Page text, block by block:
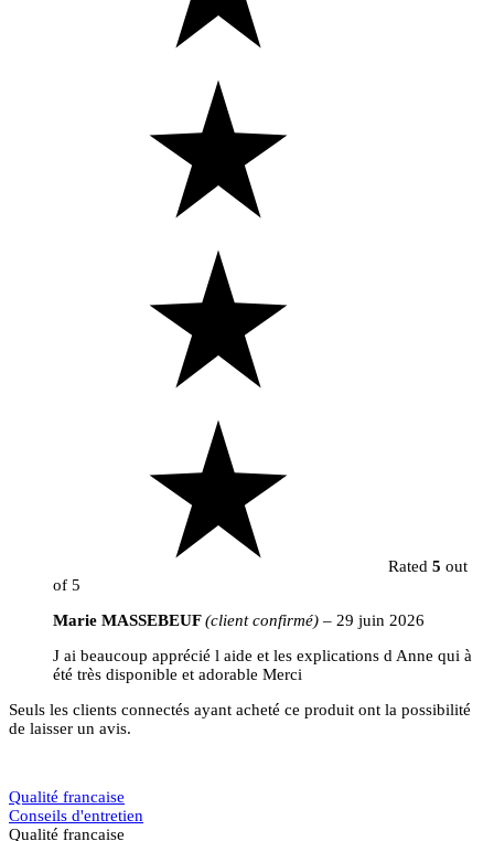
Rated 5 out
of 5
Marie MASSEBEUF(client confirmé) – 29 juin 2026
J ai beaucoup apprécié l aide et les explications d Anne qui à
été très disponible et adorable Merci
Seuls les clients connectés ayant acheté ce produit ont la possibilité
de laisser un avis.
Qualité francaise
Conseils d'entretien
Qualité francaise